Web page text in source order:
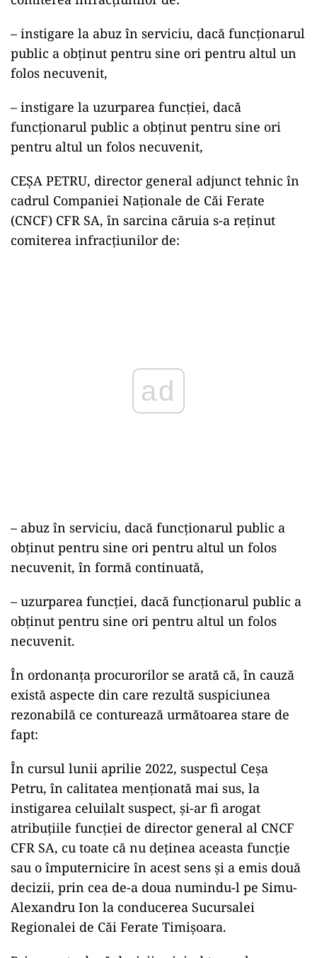
– instigare la abuz în serviciu, dacă funcționarul
public a obținut pentru sine ori pentru altul un
folos necuvenit,
– instigare la uzurparea funcției, dacă
funcționarul public a obținut pentru sine ori
pentru altul un folos necuvenit,
CEȘA PETRU, director general adjunct tehnic în
cadrul Companiei Naționale de Căi Ferate
(CNCF) CFR SA, în sarcina căruia s-a reținut
comiterea infracțiunilor de:
ad
– abuz în serviciu, dacă funcționarul public a
obținut pentru sine ori pentru altul un folos
necuvenit, în formă continuată,
– uzurparea funcției, dacă funcționarul public a
obținut pentru sine ori pentru altul un folos
necuvenit.
În ordonanța procurorilor se arată că, în cauză
există aspecte din care rezultă suspiciunea
rezonabilă ce conturează următoarea stare de
fapt:
În cursul lunii aprilie 2022, suspectul Ceșa
Petru, în calitatea menționată mai sus, la
instigarea celuilalt suspect, și-ar fi arogat
atribuțiile funcției de director general al CNCF
CFR SA, cu toate că nu deținea aceasta funcție
sau o împuternicire în acest sens și a emis două
decizii, prin cea de-a doua numindu-l pe Simu-
Alexandru Ion la conducerea Sucursalei
Regionalei de Căi Ferate Timișoara.